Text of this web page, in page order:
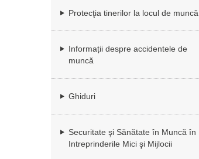
Protecţia tinerilor la locul de muncă
Informații despre accidentele de
muncă
Ghiduri
Securitate şi Sănătate în Muncă în
Intreprinderile Mici şi Mijlocii